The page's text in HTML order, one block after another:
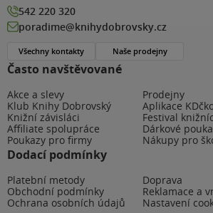
Často navštěvované
Akce a slevy
Prodejny
Klub Knihy Dobrovský
Aplikace
Knižní závisláci
Festival
Affiliate spolupráce
Dárkové
Poukazy pro firmy
Nákupy pro
Dodací podmínky
Platební metody
Doprava
Obchodní podmínky
Reklamace a
Ochrana osobních údajů
Nastavení
542 220 320
poradime@knihydobrovsky.cz
Všechny kontakty Naše prodejny